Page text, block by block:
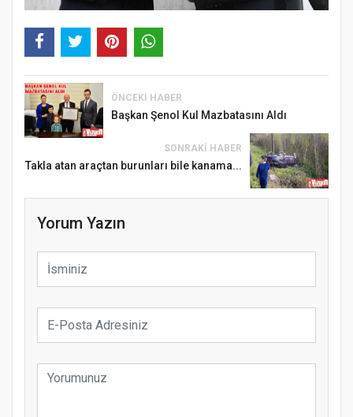
ÖNCEKI HABER
Başkan Şenol Kul Mazbatasını Aldı
SONRAKI HABER
Takla atan araçtan burunları bile kanama...
Yorum Yazın